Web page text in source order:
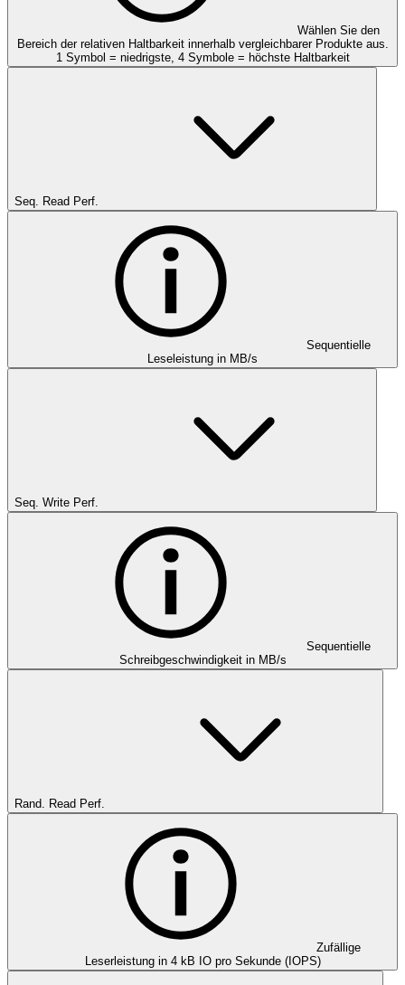
Wählen Sie den
Bereich der relativen Haltbarkeit innerhalb vergleichbarer Produkte aus.
1 Symbol = niedrigste, 4 Symbole = höchste Haltbarkeit
Seq. Read Perf.
Sequentielle
Leseleistung in MB/s
Seq. Write Perf.
Sequentielle
Schreibgeschwindigkeit in MB/s
Rand. Read Perf.
Zufällige
Leserleistung in 4 kB IO pro Sekunde (IOPS)